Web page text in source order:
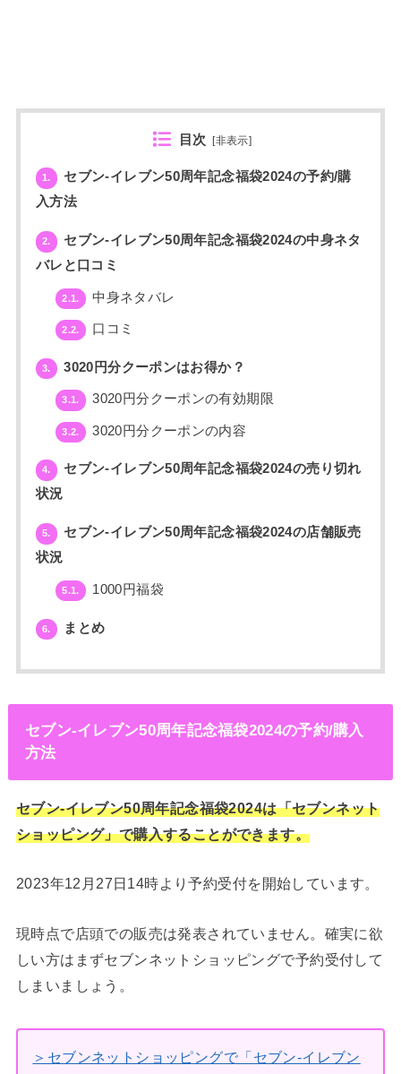
目次 [非表示]
1.
セブン‐イレブン50周年記念福袋2024の予約/購
入方法
2.
セブン‐イレブン50周年記念福袋2024の中身ネタ
バレと口コミ
2.1. 中身ネタバレ
2.2. 口コミ
3. 3020円分クーポンはお得か？
3.1. 3020円分クーポンの有効期限
3.2. 3020円分クーポンの内容
4.
セブン‐イレブン50周年記念福袋2024の売り切れ
状況
5.
セブン‐イレブン50周年記念福袋2024の店舗販売
状況
5.1. 1000円福袋
6. まとめ
セブン‐イレブン50周年記念福袋2024の予約/購入
方法
セブン‐イレブン50周年記念福袋2024は「セブンネット
ショッピング」で購入することができます。
2023年12月27日14時より予約受付を開始しています。
現時点で店頭での販売は発表されていません。確実に欲
しい方はまずセブンネットショッピングで予約受付して
しまいましょう。
＞セブンネットショッピングで「セブン‐イレブン